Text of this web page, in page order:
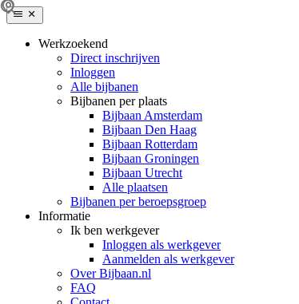
Werkzoekend
Direct inschrijven
Inloggen
Alle bijbanen
Bijbanen per plaats
Bijbaan Amsterdam
Bijbaan Den Haag
Bijbaan Rotterdam
Bijbaan Groningen
Bijbaan Utrecht
Alle plaatsen
Bijbanen per beroepsgroep
Informatie
Ik ben werkgever
Inloggen als werkgever
Aanmelden als werkgever
Over Bijbaan.nl
FAQ